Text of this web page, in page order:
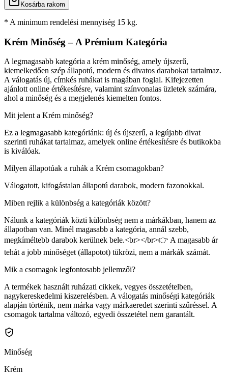
Kosárba rakom
* A minimum rendelési mennyiség 15 kg.
Krém Minőség – A Prémium Kategória
A legmagasabb kategória a krém minőség, amely újszerű,
kiemelkedően szép állapotú, modern és divatos darabokat tartalmaz.
A válogatás új, címkés ruhákat is magában foglal. Kifejezetten
ajánlott online értékesítésre, valamint színvonalas üzletek számára,
ahol a minőség és a megjelenés kiemelten fontos.
Mit jelent a Krém minőség?
Ez a legmagasabb kategóriánk: új és újszerű, a legújabb divat
szerinti ruhákat tartalmaz, amelyek online értékesítésre és butikokba
is kiválóak.
Milyen állapotúak a ruhák a Krém csomagokban?
Válogatott, kifogástalan állapotú darabok, modern fazonokkal.
Miben rejlik a különbség a kategóriák között?
Nálunk a kategóriák közti különbség nem a márkákban, hanem az
állapotban van. Minél magasabb a kategória, annál szebb,
megkíméltebb darabok kerülnek bele.<br></br>👉 A magasabb ár
tehát a jobb minőséget (állapotot) tükrözi, nem a márkák számát.
Mik a csomagok legfontosabb jellemzői?
A termékek használt ruházati cikkek, vegyes összetételben,
nagykereskedelmi kiszerelésben. A válogatás minőségi kategóriák
alapján történik, nem márka vagy márkaeredet szerinti szűréssel. A
csomagok tartalma változó, egyedi összetétel nem garantált.
Minőség
Krém